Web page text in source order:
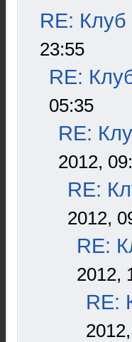
RE:
23:55
RE:
05:35
RE:
2012,
RE:
2012,
RE:
2012,
RE: